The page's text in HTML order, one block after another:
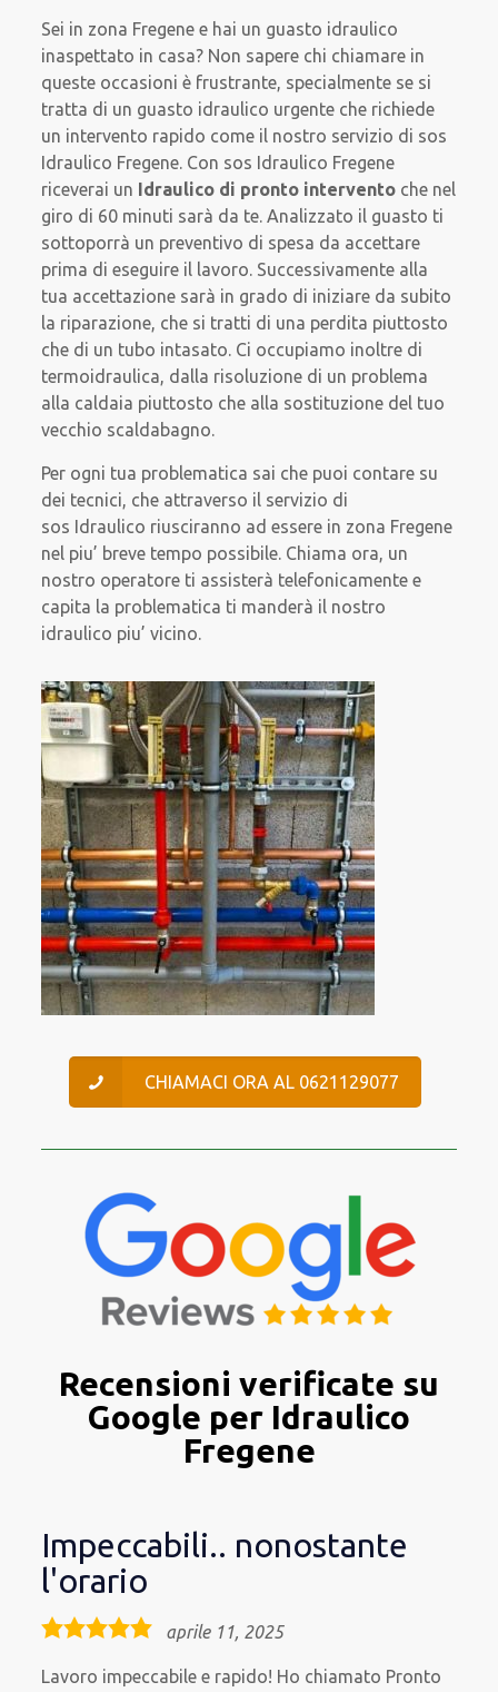
Sei in zona Fregene e hai un guasto idraulico
inaspettato in casa? Non sapere chi chiamare in
queste occasioni è frustrante, specialmente se si
tratta di un guasto idraulico urgente che richiede
un intervento rapido come il nostro servizio di sos
Idraulico Fregene. Con sos Idraulico Fregene
riceverai un Idraulico di pronto intervento che nel
giro di 60 minuti sarà da te. Analizzato il guasto ti
sottoporrà un preventivo di spesa da accettare
prima di eseguire il lavoro. Successivamente alla
tua accettazione sarà in grado di iniziare da subito
la riparazione, che si tratti di una perdita piuttosto
che di un tubo intasato. Ci occupiamo inoltre di
termoidraulica, dalla risoluzione di un problema
alla caldaia piuttosto che alla sostituzione del tuo
vecchio scaldabagno.
Per ogni tua problematica sai che puoi contare su
dei tecnici, che attraverso il servizio di
sos Idraulico riusciranno ad essere in zona Fregene
nel piu’ breve tempo possibile. Chiama ora, un
nostro operatore ti assisterà telefonicamente e
capita la problematica ti manderà il nostro
idraulico piu’ vicino.
CHIAMACI ORA AL 0621129077
Recensioni verificate su
Google per Idraulico
Fregene
Impeccabili.. nonostante
l'orario
5,0
aprile 11, 2025
Lavoro impeccabile e rapido! Ho chiamato Pronto